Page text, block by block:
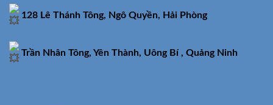
128 Lê Thánh Tông, Ngô Quyền, Hải Phòng
Trần Nhân Tông, Yên Thành, Uông Bí , Quảng Ninh